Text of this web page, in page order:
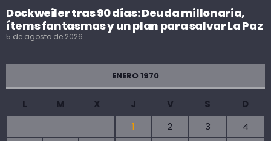
Dockweiler tras 90 días: Deuda millonaria,
ítems fantasmas y un plan para salvar La Paz
5 de agosto de 2026
ENERO 1970
L M X J V S
D
1
2 3
4